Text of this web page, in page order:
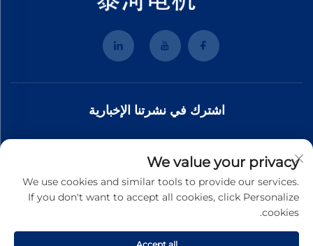
اشترك في نشرتنا الإخبارية
انضم إلى نشرتنا الإخبارية لتلقي أحدث الأخبار والتحديثات والرؤى من فريقنا.
الاشتراك
We value your privacy
We use cookies and similar tools to provide our services.
If you don't want to accept all cookies, click Personalize
cookies.